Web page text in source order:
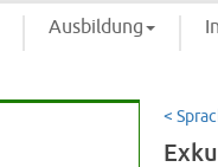
Ausbildung
<